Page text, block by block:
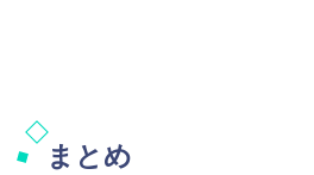
まとめ